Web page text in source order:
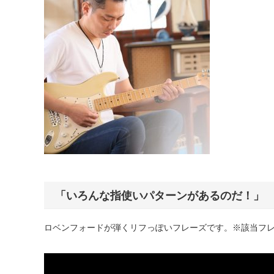
「いろんな指使いパターンがあるのだ！」
ロベンフォードが弾くリフっぽいフレーズです。※該当フ